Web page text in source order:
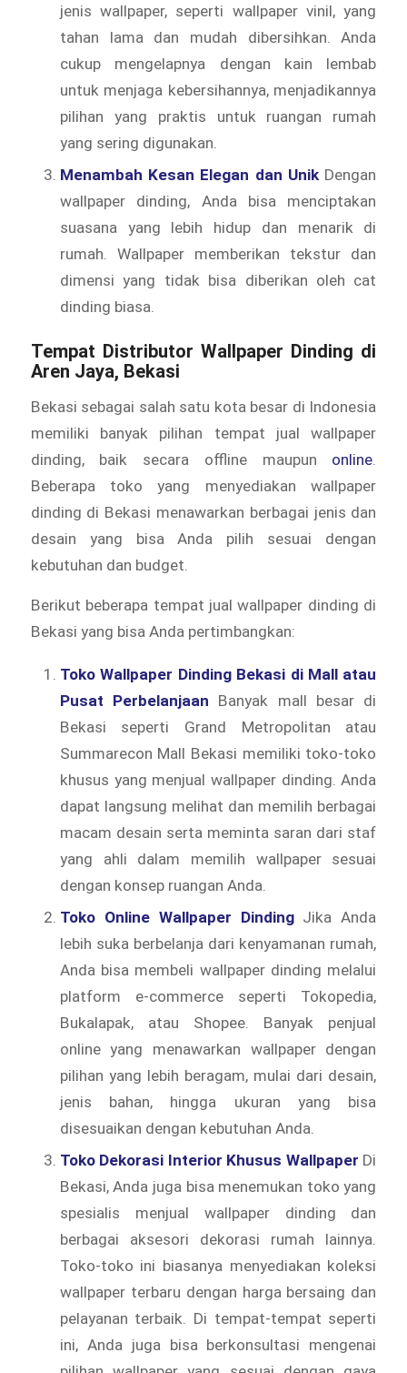
jenis wallpaper, seperti wallpaper vinil, yang
tahan lama dan mudah dibersihkan. Anda
cukup mengelapnya dengan kain lembab
untuk menjaga kebersihannya, menjadikannya
pilihan yang praktis untuk ruangan rumah
yang sering digunakan.
Menambah Kesan Elegan dan Unik Dengan
wallpaper dinding, Anda bisa menciptakan
suasana yang lebih hidup dan menarik di
rumah. Wallpaper memberikan tekstur dan
dimensi yang tidak bisa diberikan oleh cat
dinding biasa.
Tempat Distributor Wallpaper Dinding di
Aren Jaya, Bekasi
Bekasi sebagai salah satu kota besar di Indonesia
memiliki banyak pilihan tempat jual wallpaper
dinding, baik secara offline maupun online.
Beberapa toko yang menyediakan wallpaper
dinding di Bekasi menawarkan berbagai jenis dan
desain yang bisa Anda pilih sesuai dengan
kebutuhan dan budget.
Berikut beberapa tempat jual wallpaper dinding di
Bekasi yang bisa Anda pertimbangkan:
Toko Wallpaper Dinding Bekasi di Mall atau
Pusat Perbelanjaan Banyak mall besar di
Bekasi seperti Grand Metropolitan atau
Summarecon Mall Bekasi memiliki toko-toko
khusus yang menjual wallpaper dinding. Anda
dapat langsung melihat dan memilih berbagai
macam desain serta meminta saran dari staf
yang ahli dalam memilih wallpaper sesuai
dengan konsep ruangan Anda.
Toko Online Wallpaper DindingJika Anda
lebih suka berbelanja dari kenyamanan rumah,
Anda bisa membeli wallpaper dinding melalui
platform e-commerce seperti Tokopedia,
Bukalapak, atau Shopee. Banyak penjual
online yang menawarkan wallpaper dengan
pilihan yang lebih beragam, mulai dari desain,
jenis bahan, hingga ukuran yang bisa
disesuaikan dengan kebutuhan Anda.
Toko Dekorasi Interior Khusus Wallpaper Di
Bekasi, Anda juga bisa menemukan toko yang
spesialis menjual wallpaper dinding dan
berbagai aksesori dekorasi rumah lainnya.
Toko-toko ini biasanya menyediakan koleksi
wallpaper terbaru dengan harga bersaing dan
pelayanan terbaik. Di tempat-tempat seperti
ini, Anda juga bisa berkonsultasi mengenai